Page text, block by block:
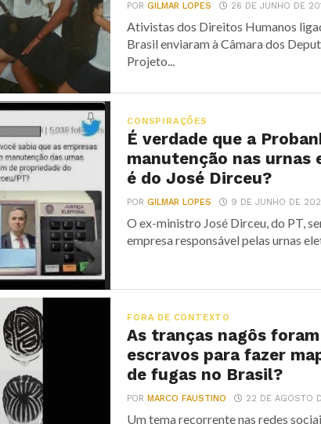
PORGILMAR LOPES 26 DE JUNHO DE
Ativistas dos Direitos Humanos
Brasil enviaram à Câmara dos
Projeto...
CONSPIRAÇÕES
É verdade que a
manutenção nas urnas
é do José Dirceu?
PORGILMAR LOPES 9 DE JUNHO DE
O ex-ministro José Dirceu, do PT,
empresa responsável pelas urnas
FORA DE CONTEXTO
As tranças nagôs
escravos para fazer
de fugas no Brasil?
POR MARCO FAUSTINO 22 DE AGOSTO
Um tema recorrente nas redes